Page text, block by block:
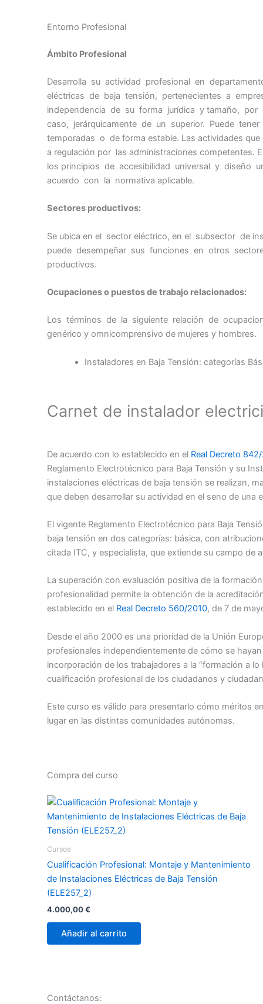
Entorno Profesional
Ámbito Profesional
Desarrolla su actividad profesional en
eléctricas de baja tensión, pertenecientes a
independencia de su forma jurídica y tamaño,
caso, jerárquicamente de un superior. Puede
temporadas o de forma estable. Las actividades
a regulación por las administraciones competentes.
los principios de accesibilidad universal y
acuerdo con la normativa aplicable.
Sectores productivos:
Se ubica en el sector eléctrico, en el subsector de
puede desempeñar sus funciones en otros
productivos.
Ocupaciones o puestos de trabajo relacionados:
Los términos de la siguiente relación de
genérico y omnicomprensivo de mujeres y hombres.
Instaladores en Baja Tensión: categorías
Carnet de instalador
De acuerdo con lo establecido en el Real Decreto
Reglamento Electrotécnico para Baja Tensión y su
instalaciones eléctricas de baja tensión se realizan,
que deben desarrollar su actividad en el seno de una
El vigente Reglamento Electrotécnico para Baja
baja tensión en dos categorías: básica, con
citada ITC, y especialista, que extiende su campo de
La superación con evaluación positiva de la
profesionalidad permite la obtención de la
establecido en el Real Decreto 560/2010, de 7 de
Desde el año 2000 es una prioridad de la Unión
profesionales independientemente de cómo se
incorporación de los trabajadores a la “formación a
cualificación profesional de los ciudadanos y
Este curso es válido para presentarlo cómo méritos
lugar en las distintas comunidades autónomas.
Compra del curso
Cursos
Cualificación Profesional: Montaje y Mantenimiento
de Instalaciones Eléctricas de Baja Tensión
(ELE257_2)
4.000,00€
Añadir al carrito
Contáctanos: